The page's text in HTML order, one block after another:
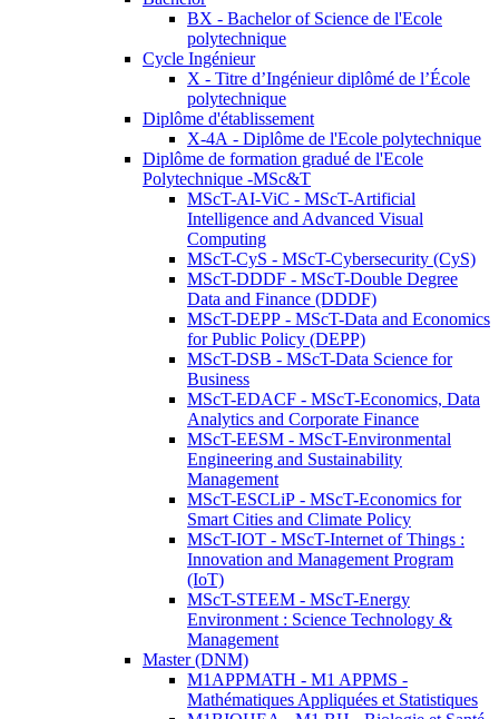
BX - Bachelor of Science de l'Ecole
polytechnique
Cycle Ingénieur
X - Titre d’Ingénieur diplômé de l’École
polytechnique
Diplôme d'établissement
X-4A - Diplôme de l'Ecole polytechnique
Diplôme de formation gradué de l'Ecole
Polytechnique -MSc&T
MScT-AI-ViC - MScT-Artificial
Intelligence and Advanced Visual
Computing
MScT-CyS - MScT-Cybersecurity (CyS)
MScT-DDDF - MScT-Double Degree
Data and Finance (DDDF)
MScT-DEPP - MScT-Data and Economics
for Public Policy (DEPP)
MScT-DSB - MScT-Data Science for
Business
MScT-EDACF - MScT-Economics, Data
Analytics and Corporate Finance
MScT-EESM - MScT-Environmental
Engineering and Sustainability
Management
MScT-ESCLiP - MScT-Economics for
Smart Cities and Climate Policy
MScT-IOT - MScT-Internet of Things :
Innovation and Management Program
(IoT)
MScT-STEEM - MScT-Energy
Environment : Science Technology &
Management
Master (DNM)
M1APPMATH - M1 APPMS -
Mathématiques Appliquées et Statistiques